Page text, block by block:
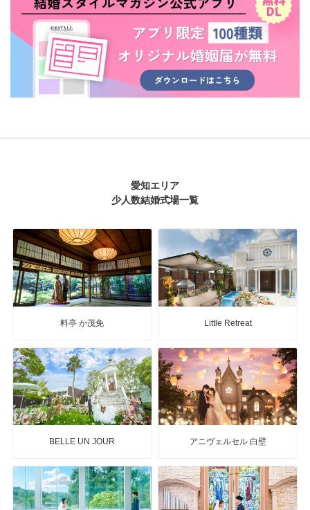
愛知エリア
少人数結婚式場一覧
料亭 か茂免 Little Retreat
BELLE UN JOUR アニヴェルセル 白壁